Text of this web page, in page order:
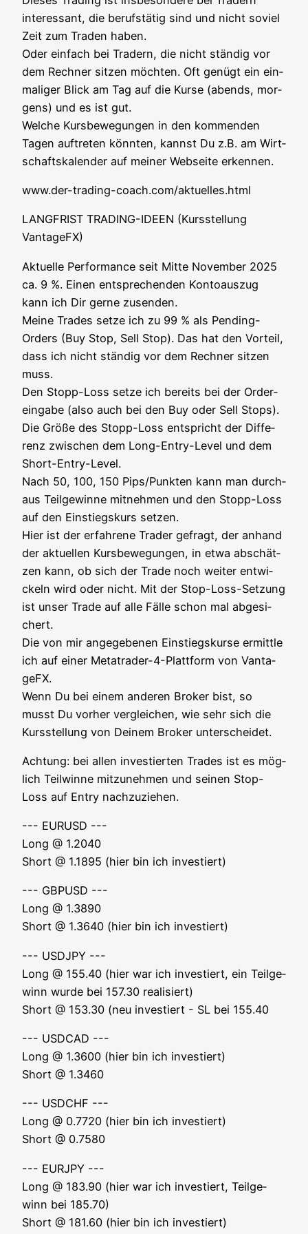
inter­es­sant, die berufs­tä­tig sind und nicht soviel
Zeit zum Traden haben.
Oder ein­fach bei Tradern, die nicht stän­dig vor
dem Rech­ner sit­zen möch­ten. Oft genügt ein ein­
ma­li­ger Blick am Tag auf die Kur­se (abends, mor­
gens) und es ist gut.
Wel­che Kurs­be­we­gun­gen in den kom­men­den
Tagen auf­tre­ten könn­ten, kannst Du z.B. am Wirt­
schafts­ka­len­der auf mei­ner Web­sei­te erkennen.
www.der-trading-coach.com/aktuelles.html
LANGFRIST TRADING-IDEEN (Kurs­stel­lung
VantageFX)
Aktu­el­le Per­for­mance seit Mit­te Novem­ber 2025
ca. 9 %. Einen ent­spre­chen­den Kon­to­aus­zug
kann ich Dir ger­ne zusen­den.
Mei­ne Trades set­ze ich zu 99 % als Pen­ding-
Orders (Buy Stop, Sell Stop). Das hat den Vor­teil,
dass ich nicht stän­dig vor dem Rech­ner sit­zen
muss.
Den Stopp-Loss set­ze ich bereits bei der Order­
ein­ga­be (also auch bei den Buy oder Sell Stops).
Die Grö­ße des Stopp-Loss ent­spricht der Dif­fe­
renz zwi­schen dem Long-Ent­ry-Level und dem
Short-Ent­ry-Level.
Nach 50, 100, 150 Pips/Punkten kann man durch­
aus Teil­ge­win­ne mit­neh­men und den Stopp-Loss
auf den Ein­stiegs­kurs set­zen.
Hier ist der erfah­re­ne Trader gefragt, der anhand
der aktu­el­len Kurs­be­we­gun­gen, in etwa abschät­
zen kann, ob sich der Trade noch wei­ter ent­wi­
ckeln wird oder nicht. Mit der Stop-Loss-Set­zung
ist unser Trade auf alle Fäl­le schon mal abge­si­
chert.
Die von mir ange­ge­be­nen Ein­stiegs­kur­se ermitt­le
ich auf einer Metat­rader-4-Platt­form von Van­ta­
ge­FX.
Wenn Du bei einem ande­ren Bro­ker bist, so
musst Du vor­her ver­glei­chen, wie sehr sich die
Kurs­stel­lung von Dei­nem Bro­ker unterscheidet.
Ach­tung: bei allen inves­tier­ten Trades ist es mög­
lich Teil­win­ne mit­zu­neh­men und sei­nen Stop-
Loss auf Ent­ry nachzuziehen.
--- EURUSD ---
Long @ 1.2040
Short @ 1.1895 (hier bin ich investiert)
--- GBPUSD ---
Long @ 1.3890
Short @ 1.3640 (hier bin ich investiert)
--- USDJPY ---
Long @ 155.40 (hier war ich inves­tiert, ein Teil­ge­
winn wur­de bei 157.30 rea­li­siert)
Short @ 153.30 (neu inves­tiert - SL bei 155.40
--- USDCAD ---
Long @ 1.3600 (hier bin ich inves­tiert)
Short @ 1.3460
--- USDCHF ---
Long @ 0.7720 (hier bin ich inves­tiert)
Short @ 0.7580
--- EURJPY ---
Long @ 183.90 (hier war ich inves­tiert, Teil­ge­
winn bei 185.70)
Short @ 181.60 (hier bin ich investiert)